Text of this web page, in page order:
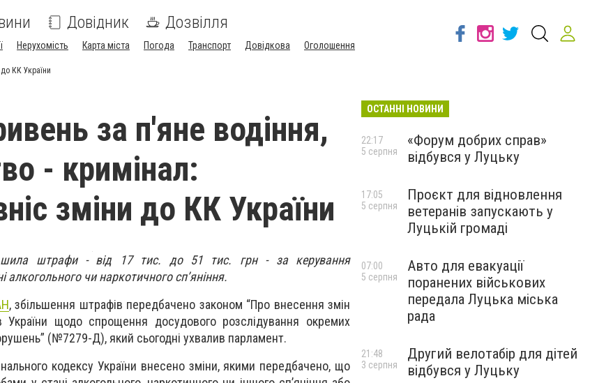
Довідник Дозвілля
Нерухомість Карта міста Погода Транспорт Довідкова Оголошення
КК України
за п'яне водіння,
- кримінал:
зміни до КК України
штрафи - від 17 тис. до 51 тис. грн - за керування
алкогольного чи наркотичного сп’яніння.
, збільшення штрафів передбачено законом “Про внесення змін
України щодо спрощення досудового розслідування окремих
(№7279-Д), який сьогодні ухвалив парламент.
кодексу України внесено зміни, якими передбачено, що
ОСТАННІ НОВИНИ
«Форум добрих справ»
відбувся у Луцьку
22:17
5 серпня
Проєкт для відновлення
ветеранів запускають у
Луцькій громаді
17:05
5 серпня
Авто для евакуації
поранених військових
передала Луцька міська
рада
07:00
5 серпня
Другий велотабір для дітей
відбувся у Луцьку
21:48
3 серпня